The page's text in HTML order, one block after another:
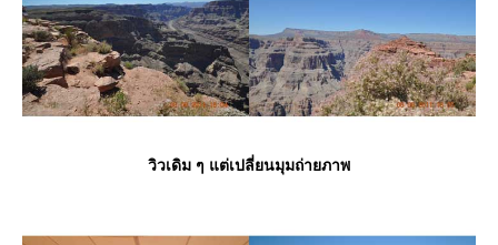
วิวเดิม ๆ แต่เปลี่ยนมุมถ่ายภาพ